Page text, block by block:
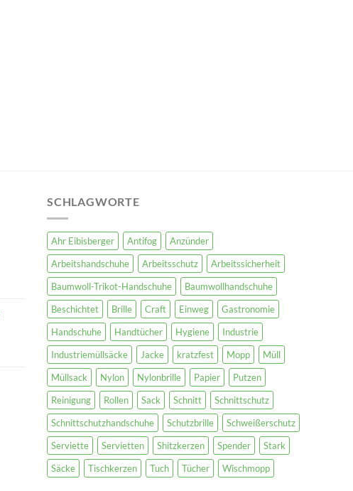
SCHLAGWORTE
Ahr Eibisberger Antifog
Anzünder
Arbeitshandschuhe
Arbeitsschutz
Arbeitssicherheit
Baumwoll-Trikot-Handschuhe
Baumwollhandschuhe
Beschichtet
Brille Craft Einweg
Gastronomie
Handschuhe
Handtücher Hygiene
Industrie
Industriemüllsäcke
Jacke kratzfest Mopp
Müll
Müllsack
Nylon Nylonbrille Papier
Putzen
Reinigung
Rollen Sack Schnitt
Schnittschutz
Schnittschutzhandschuhe
Schutzbrille
Schweißerschutz
Serviette
Servietten Shitzkerzen Spender
Stark
Säcke
Tischkerzen Tuch Tücher Wischmopp